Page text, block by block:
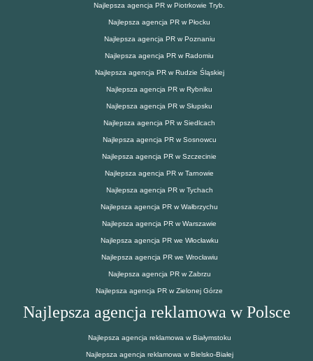
Najlepsza agencja PR w Piotrkowie Tryb.
Najlepsza agencja PR w Płocku
Najlepsza agencja PR w Poznaniu
Najlepsza agencja PR w Radomiu
Najlepsza agencja PR w Rudzie Śląskiej
Najlepsza agencja PR w Rybniku
Najlepsza agencja PR w Słupsku
Najlepsza agencja PR w Siedlcach
Najlepsza agencja PR w Sosnowcu
Najlepsza agencja PR w Szczecinie
Najlepsza agencja PR w Tarnowie
Najlepsza agencja PR w Tychach
Najlepsza agencja PR w Wałbrzychu
Najlepsza agencja PR w Warszawie
Najlepsza agencja PR we Włocławku
Najlepsza agencja PR we Wrocławiu
Najlepsza agencja PR w Zabrzu
Najlepsza agencja PR w Zielonej Górze
Najlepsza agencja reklamowa w Polsce
Najlepsza agencja reklamowa w Białymstoku
Najlepsza agencja reklamowa w Bielsko-Białej